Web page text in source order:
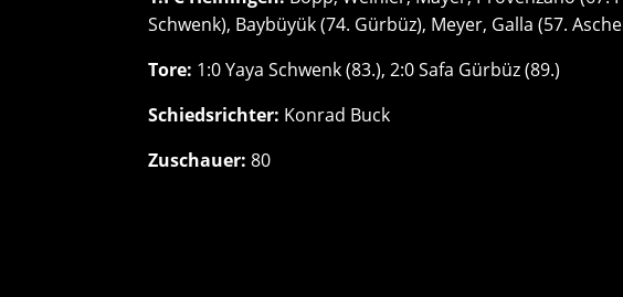
Schwenk), Baybüyük (74. Gürbüz), Meyer, Galla (57.
Tore: 1:0 Yaya Schwenk (83.), 2:0 Safa Gürbüz (89.)
Schiedsrichter: Konrad Buck
Zuschauer: 80